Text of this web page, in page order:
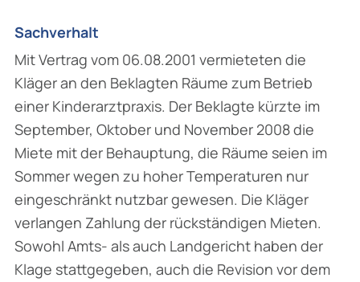
Sachverhalt
Mit Vertrag vom 06.08.2001 vermieteten die
Kläger an den Beklagten Räume zum Betrieb
einer Kinderarztpraxis. Der Beklagte kürzte im
September, Oktober und November 2008 die
Miete mit der Behauptung, die Räume seien im
Sommer wegen zu hoher Temperaturen nur
eingeschränkt nutzbar gewesen. Die Kläger
verlangen Zahlung der rückständigen Mieten.
Sowohl Amts- als auch Landgericht haben der
Klage stattgegeben, auch die Revision vor dem